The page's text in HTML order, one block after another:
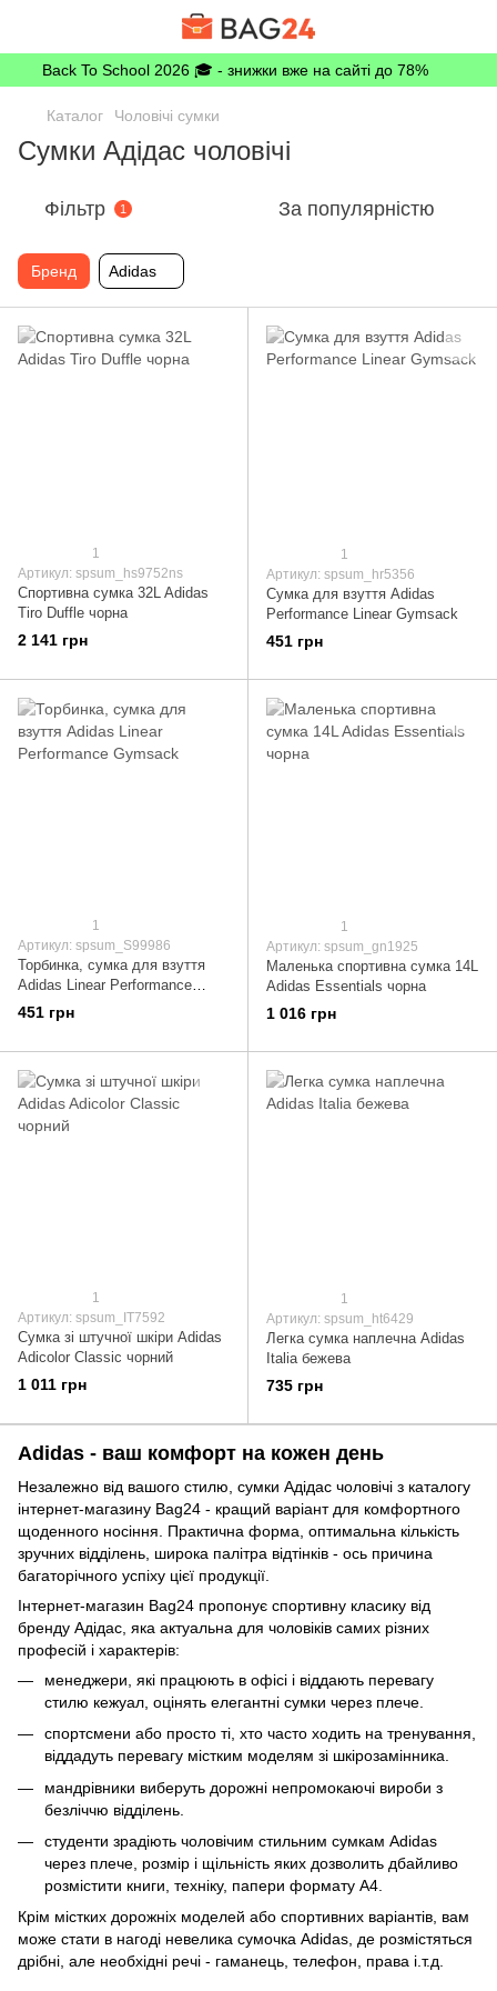
Back To School 2026 🎓 - знижки вже на сайті до 78%
Каталог Чоловічі сумки
Сумки Адідас чоловічі
Фільтр 1 За популярністю
Бренд Adidas
1
Артикул: spsum_hs9752ns
Спортивна сумка 32L Adidas
Tiro Duffle чорна
2 141 грн
1
Артикул: spsum_hr5356
Сумка для взуття Adidas
Performance Linear Gymsack
451 грн
1
Артикул: spsum_S99986
Торбинка, сумка для взуття
Adidas Linear Performance
Gymsack
451 грн
1
Артикул: spsum_gn1925
Маленька спортивна сумка 14L
Adidas Essentials чорна
1 016 грн
1
Артикул: spsum_IT7592
Сумка зі штучної шкіри Adidas
Adicolor Classic чорний
1 011 грн
1
Артикул: spsum_ht6429
Легка сумка наплечна Adidas
Italia бежева
735 грн
Adidas - ваш комфорт на кожен день
Незалежно від вашого стилю, сумки Адідас чоловічі з каталогу
інтернет-магазину Bag24 - кращий варіант для комфортного
щоденного носіння. Практична форма, оптимальна кількість
зручних відділень, широка палітра відтінків - ось причина
багаторічного успіху цієї продукції.
Інтернет-магазин Bag24 пропонує спортивну класику від
бренду Адідас, яка актуальна для чоловіків самих різних
професій і характерів:
менеджери, які працюють в офісі і віддають перевагу
стилю кежуал, оцінять елегантні сумки через плече.
спортсмени або просто ті, хто часто ходить на тренування,
віддадуть перевагу містким моделям зі шкірозамінника.
мандрівники виберуть дорожні непромокаючі вироби з
безліччю відділень.
студенти зрадіють чоловічим стильним сумкам Adidas
через плече, розмір і щільність яких дозволить дбайливо
розмістити книги, техніку, папери формату А4.
Крім містких дорожніх моделей або спортивних варіантів, вам
може стати в нагоді невелика сумочка Adidas, де розмістяться
дрібні, але необхідні речі - гаманець, телефон, права і.т.д.